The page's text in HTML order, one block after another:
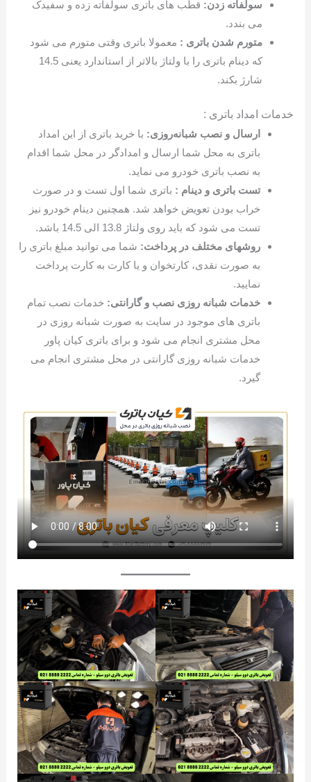
سولفاته زدن: قطب های باتری سولفاته زده و سفیدک
می بندد.
متورم شدن باتری : معمولا باتری وقتی متورم می شود
که دینام باتری را با ولتاژ بالاتر از استاندارد یعنی 14.5
شارژ بکند.
خدمات امداد باتری :
ارسال و نصب شبانه‌روزی: با خرید باتری از این امداد
باتری به محل شما ارسال و امدادگر در محل شما اقدام
به نصب باتری خودرو می نماید.
تست باتری و دینام : باتری شما اول تست و در صورت
خراب بودن تعویض خواهد شد. همچنین دینام خودرو نیز
تست می شود که باید روی ولتاژ 13.8 الی 14.5 باشد.
روشهای مختلف در پرداخت: شما می توانید مبلغ باتری را
به صورت نقدی، کارتخوان و یا کارت به کارت پرداخت
نمایید.
خدمات شبانه روزی نصب و گارانتی: خدمات نصب تمام
باتری های موجود در سایت به صورت شبانه روزی در
محل مشتری انجام می شود و برای باتری کیان پاور
خدمات شبانه روزی گارانتی در محل مشتری انجام می
گیرد.